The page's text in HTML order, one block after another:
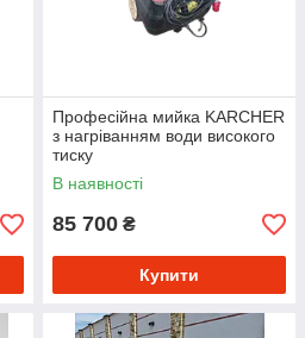
Професійна мийка KARCHER
з нагріванням води високого
тиску
В наявності
85 700 ₴
Купити